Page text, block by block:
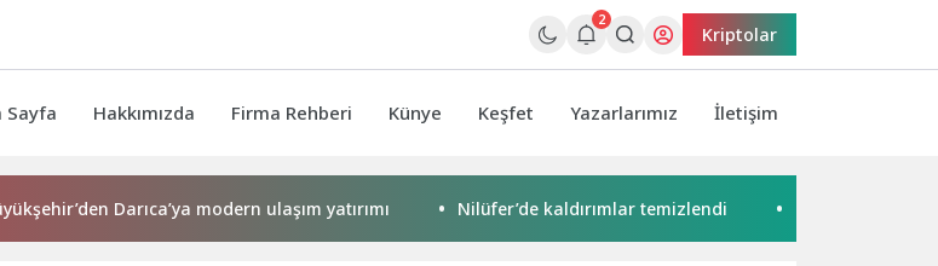
2
Kriptolar
Sayfa Hakkımızda Firma Rehberi Künye Keşfet Yazarlarımız İletişim
Darıca’ya modern ulaşım yatırımı Nilüfer’de kaldırımlar temizlendi Başkan